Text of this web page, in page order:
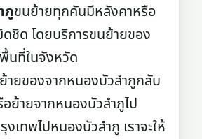
ภูขนย้ายทุกคันมีหลังคาหรือ
ชิด โดยบริการขนย้ายของ
นที่ในจังหวัด
ายของจากหนองบัวลำภูกลับ
ย้ายจากหนองบัวลำภูไป
เทพไปหนองบัวลำภู เราจะให้